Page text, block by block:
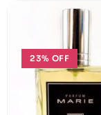
23% OFF